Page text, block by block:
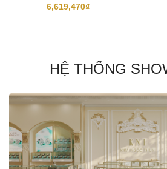
6,619,470₫
HỆ THỐNG